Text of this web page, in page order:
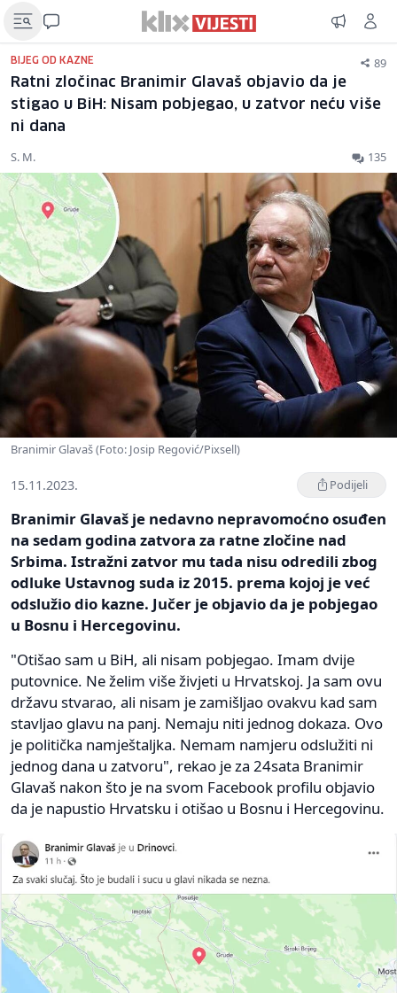
BIJEG OD KAZNE 89
Ratni zločinac Branimir Glavaš objavio da je
stigao u BiH: Nisam pobjegao, u zatvor neću više
ni dana
S. M. 135
Branimir Glavaš (Foto: Josip Regović/Pixsell)
15.11.2023. Podijeli
Branimir Glavaš je nedavno nepravomoćno osuđen
na sedam godina zatvora za ratne zločine nad
Srbima. Istražni zatvor mu tada nisu odredili zbog
odluke Ustavnog suda iz 2015. prema kojoj je već
odslužio dio kazne. Jučer je objavio da je pobjegao
u Bosnu i Hercegovinu.
"Otišao sam u BiH, ali nisam pobjegao. Imam dvije
putovnice. Ne želim više živjeti u Hrvatskoj. Ja sam ovu
državu stvarao, ali nisam je zamišljao ovakvu kad sam
stavljao glavu na panj. Nemaju niti jednog dokaza. Ovo
je politička namještaljka. Nemam namjeru odslužiti ni
jednog dana u zatvoru", rekao je za 24sata Branimir
Glavaš nakon što je na svom Facebook profilu objavio
da je napustio Hrvatsku i otišao u Bosnu i Hercegovinu.